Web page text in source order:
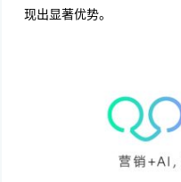
现出显著优势。